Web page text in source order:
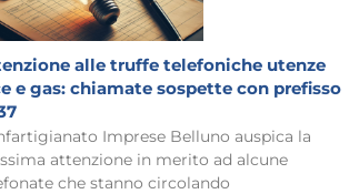
alle truffe telefoniche utenze
e gas: chiamate sospette con prefisso
Imprese Belluno auspica la
attenzione in merito ad alcune
che stanno circolando